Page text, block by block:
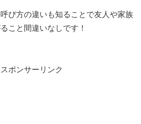
び方の違いも知ることで友人や家族
こと間違いなしです！
スポンサーリンク